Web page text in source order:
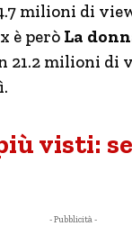
milioni di
è però La
21.2 milioni di
visti:
- Pubblicità -